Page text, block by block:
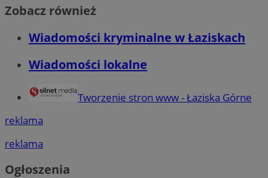
Zobacz również
Wiadomości kryminalne w Łaziskach
Wiadomości lokalne
Tworzenie stron www - Łaziska Górne
reklama
reklama
Ogłoszenia